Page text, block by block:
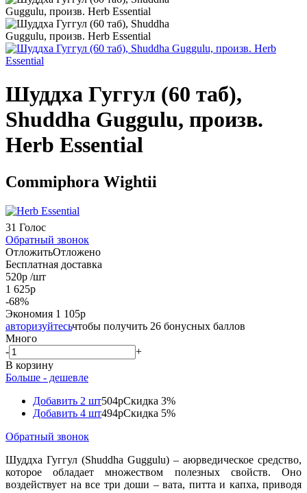
Шуддха Гуггул (60 таб),
Shuddha Guggulu, произв.
Herb Essential
Commiphora Wightii
31 Голос
Обратный звонок
ОтложитьОтложено
Бесплатная доставка
520р /шт
1 625р
-68%
Экономия 1 105р
авторизуйтесьчтобы получить 26 бонусных баллов
Много
-
+
В корзину
Больше - дешевле
Добавить 2 шт504рСкидка 3%
Добавить 4 шт494рСкидка 5%
Обратный звонок
Шуддха Гуггул (Shuddha Guggulu) – аюрведическое средство,
которое обладает множеством полезных свойств. Оно
воздействует на все три доши – вата, питта и капха, приводя